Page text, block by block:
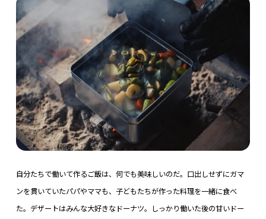
自分たちで働いて作るご飯は、何でも美味しいのだ。口出しせずにガマ
ンを貫いていたパパやママも、子どもたちが作った料理を一緒に食べ
た。デザートはみんな大好きなドーナツ。しっかり働いた後の甘いドー